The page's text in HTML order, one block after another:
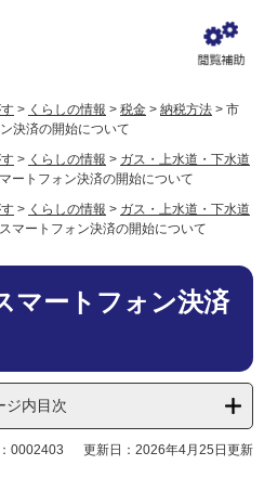
> くらしの情報 > 税金 > 納税方法 > 市
決済の開始について
> くらしの情報 > ガス・上水道・下水道
ートフォン決済の開始について
> くらしの情報 > ガス・上水道・下水道
マートフォン決済の開始について
マートフォン決済
ジ内目次
0002403 更新日：2026年4月25日更新